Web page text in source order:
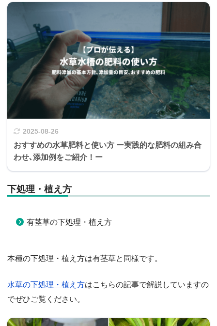
2025-08-26
おすすめの水草肥料と使い方 ー実践的な肥料の組み合
わせ､添加例をご紹介！ー
下処理・植え方
有茎草の下処理・植え方
本種の下処理・植え方は有茎草と同様です。
水草の下処理・植え方はこちらの記事で解説していますの
でぜひご覧ください。